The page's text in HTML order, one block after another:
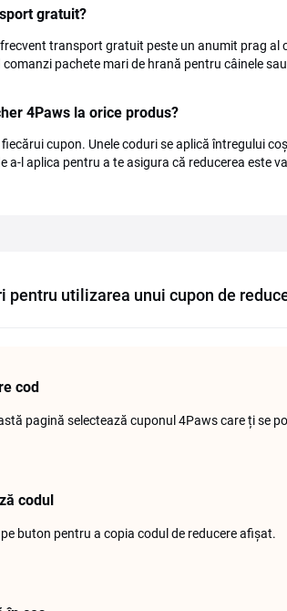
gratuit?
transport gratuit peste un anumit prag
pachete mari de hrană pentru câinele
4Paws la orice produs?
fiecărui cupon. Unele coduri se aplică întregului
a-l aplica pentru a te asigura că reducerea este
pentru utilizarea unui cupon de
cod
pagină selectează cuponul 4Paws care ți se
codul
buton pentru a copia codul de reducere afișat.